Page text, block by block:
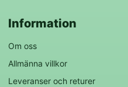
Information
Om oss
Allmänna villkor
Leveranser och returer